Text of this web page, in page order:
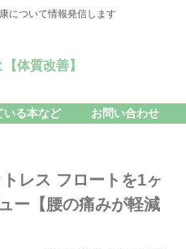
について情報発信します
体質改善】
いる本など お問い合わせ
レス フロートを1ヶ
ー【腰の痛みが軽減